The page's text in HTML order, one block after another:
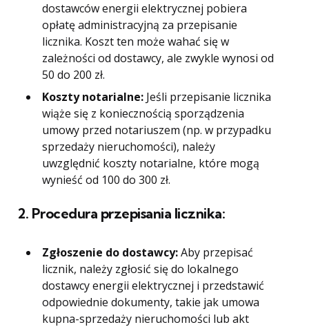
dostawców energii elektrycznej pobiera
opłatę administracyjną za przepisanie
licznika. Koszt ten może wahać się w
zależności od dostawcy, ale zwykle wynosi od
50 do 200 zł.
Koszty notarialne: Jeśli przepisanie licznika
wiąże się z koniecznością sporządzenia
umowy przed notariuszem (np. w przypadku
sprzedaży nieruchomości), należy
uwzględnić koszty notarialne, które mogą
wynieść od 100 do 300 zł.
2. Procedura przepisania licznika:
Zgłoszenie do dostawcy:Aby przepisać
licznik, należy zgłosić się do lokalnego
dostawcy energii elektrycznej i przedstawić
odpowiednie dokumenty, takie jak umowa
kupna-sprzedaży nieruchomości lub akt